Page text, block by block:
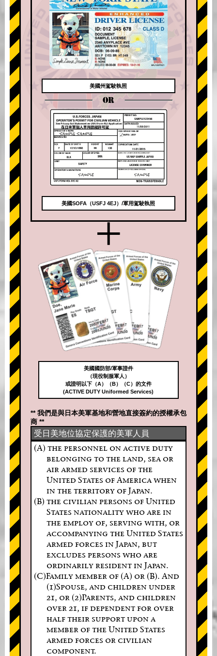
美國州駕駛執照
OR
美國SOFA（USFJ 4EJ）/軍用駕駛執照
+
美國國防部/軍事證件
（現役制服軍人）
或證明以下（A）（B）（C）的文件
(ACTIVE DUTY Uniformed Services)
** 我們是與日本美軍基地和營地直接簽約的授權承包
商 **
受日美地位協定保護的美軍人員
(A) the personnel on active duty
belonging to the land, sea or
air armed services of the
United States of America when
in the territory of Japan.
(B) the civilian persons of United
States nationality who are in
the employ of, serving with, or
accompanying the United States
armed forces in Japan, but
excludes persons who are
ordinarily resident in Japan.
(C)Family member of (A) or (B). And
(1)Spouse, and children under
21, or (2)Parents, and children
over 21, if dependent for over
half their support upon a
member of the United States
armed forces or civilian
component.